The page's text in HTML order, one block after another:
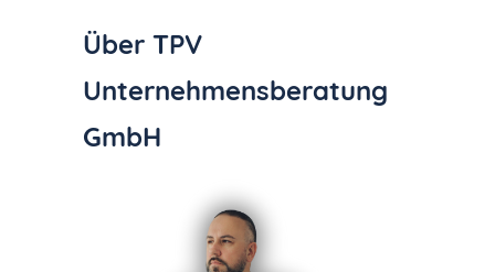
Über TPV
Unternehmensberatung
GmbH